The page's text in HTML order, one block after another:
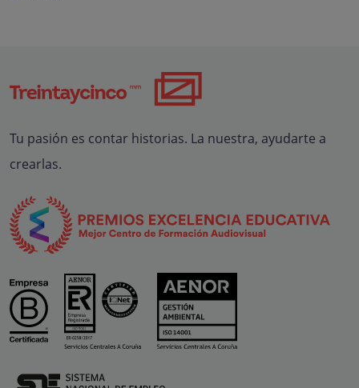
Tu pasión es contar historias. La nuestra, ayudarte a
crearlas.